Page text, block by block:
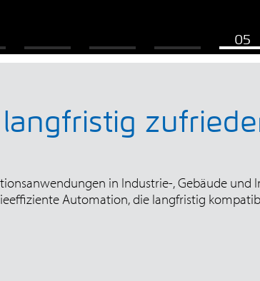
langfristig
in Industrie-, Gebäude und
Automation, die langfristig